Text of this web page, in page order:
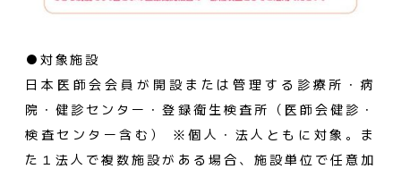
●対象施設
日本医師会会員が開設または管理する診療所・病
院・健診センター・登録衛生検査所（医師会健診・
検査センター含む） ※個人・法人ともに対象。ま
た１法人で複数施設がある場合、施設単位で任意加